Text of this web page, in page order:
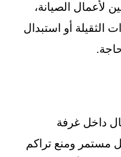
لأعمال الصيانة،
الثقيلة أو استبدال
داخل غرفة
مستمر ومنع تراكم